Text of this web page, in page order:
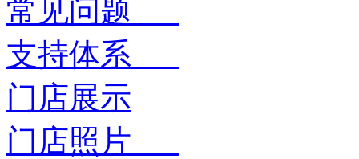
常见问题
支持体系
门店展示
门店照片